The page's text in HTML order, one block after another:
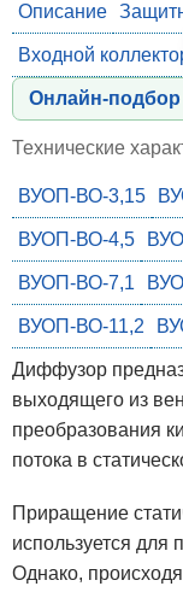
Описание
Входной
Онлайн-подбор
Технические
ВУОП-ВО-3,15
ВУОП-ВО-4,5
ВУОП-ВО-7,1
ВУОП-ВО-11,2
Диффузор
выходящего из
преобразования
потока в
Приращение
используется для
Однако,